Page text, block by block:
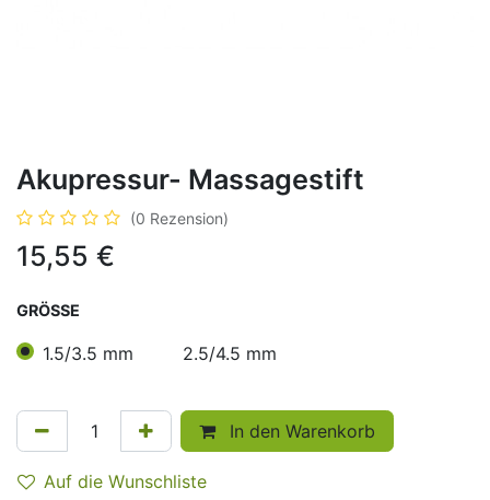
Akupressur- Massagestift
(0 Rezension)
15,55 €
GRÖSSE
1.5/3.5 mm 2.5/4.5 mm
In den Warenkorb
Auf die Wunschliste